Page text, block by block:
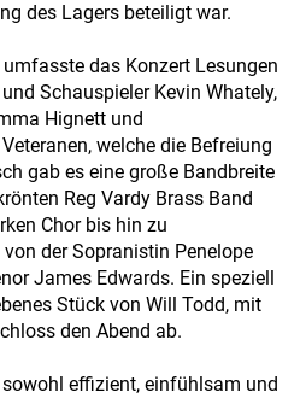
des Lagers beteiligt war.
das Konzert Lesungen
Schauspieler Kevin Whately,
Hignett und
welche die Befreiung
gab es eine große Bandbreite
Reg Vardy Brass Band
Chor bis hin zu
der Sopranistin Penelope
James Edwards. Ein speziell
Stück von Will Todd, mit
den Abend ab.
effizient, einfühlsam und